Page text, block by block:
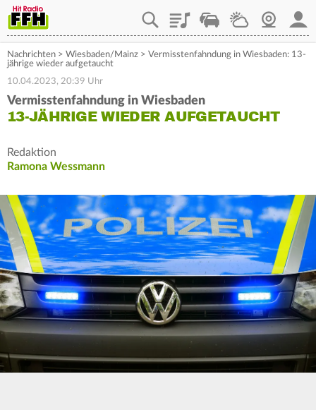
PlaylistStaupilotWetterWebcam
Nachrichten > Wiesbaden/Mainz > Vermisstenfahndung in Wiesbaden: 13-
jährige wieder aufgetaucht
10.04.2023, 20:39 Uhr
Vermisstenfahndung in Wiesbaden
13-JÄHRIGE WIEDER AUFGETAUCHT
Redaktion
Ramona Wessmann